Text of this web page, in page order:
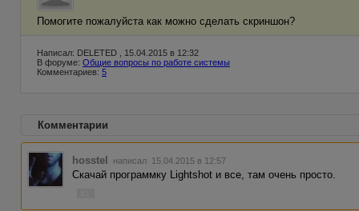
Помогите пожалуйста как можно сделать скриншон?
Написал: DELETED , 15.04.2015 в 12:32
В форуме: Общие вопросы по работе системы
Комментариев: 5
Комментарии
hosstel написал 15.04.2015 в 12:57
Скачай программку Lightshot и все, там очень просто.